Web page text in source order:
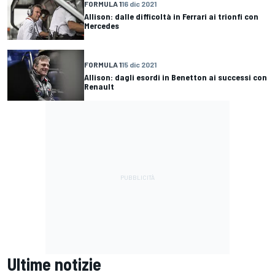
FORMULA 116 dic 2021
Allison: dalle difficoltà in Ferrari ai trionfi con
Mercedes
FORMULA 115 dic 2021
Allison: dagli esordi in Benetton ai successi con
Renault
Ultime notizie